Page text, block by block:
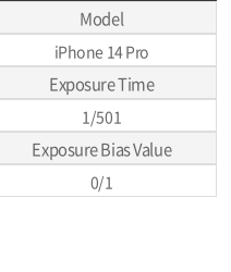
Model
iPhone 14 Pro
Exposure Time
1/501
Exposure Bias Value
0/1